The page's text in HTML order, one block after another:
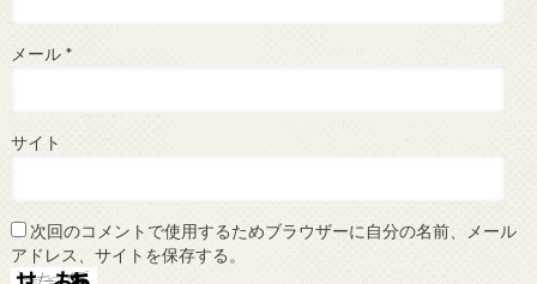
メール *
サイト
次回のコメントで使用するためブラウザーに自分の名前、メール
アドレス、サイトを保存する。